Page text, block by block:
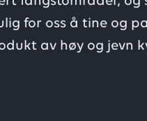
for oss å tine og
av høy og jevn